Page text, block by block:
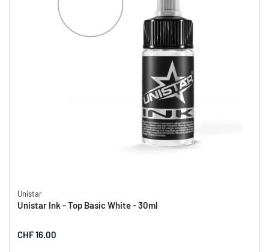
Unistar
Unistar Ink - Top Basic White - 30ml
CHF 16.00